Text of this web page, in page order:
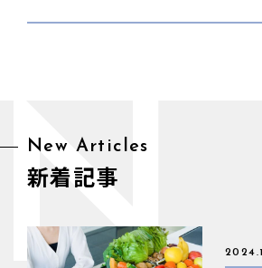
New Articles
新着記事